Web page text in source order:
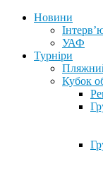
Новини
УАФ
Турніри
Кубок